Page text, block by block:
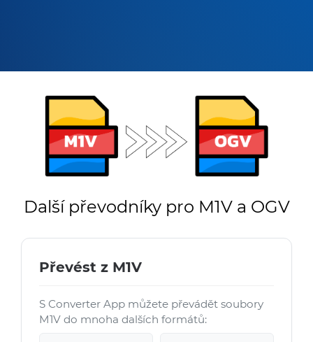
Další převodníky pro M1V a OGV
Převést z M1V
S Converter App můžete převádět soubory
M1V do mnoha dalších formátů: